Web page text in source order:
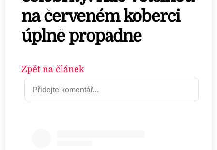
na červeném koberci
úplně propadne
Zpět na článek